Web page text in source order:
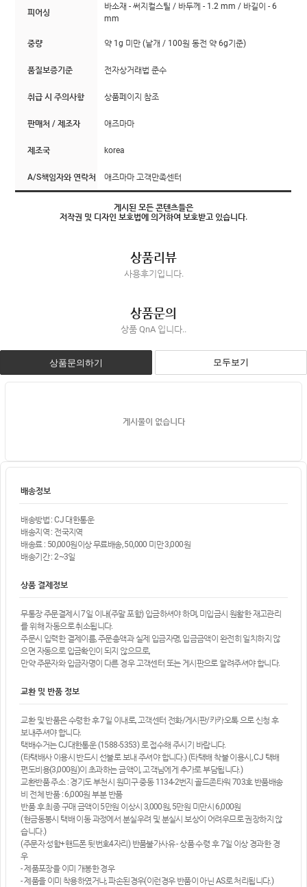
피어싱
바소재 - 써지컬스틸 / 바두께 - 1.2 mm / 바길이 - 6
mm
중량 약 1g 미만 (낱개 / 100원 동전 약 6g기준)
품질보증기준 전자상거래법 준수
취급 시 주의사항 상품페이지 참조
판매처 / 제조자 애즈마마
제조국 korea
A/S책임자와 연락처 애즈마마 고객만족센터
게시된 모든 콘텐츠들은
저작권 및 디자인 보호법에 의거하여 보호받고 있습니다.
상품리뷰
사용후기입니다.
상품문의
상품 QnA 입니다..
상품문의하기 모두보기
게시물이 없습니다
배송정보
배송방법 : CJ 대한통운
배송지역 : 전국지역
배송료 : 50,000원이상 무료배송, 50,000 미만 3,000원
배송기간 : 2~3일
상품 결제정보
무통장 주문결제시 7일 이내(주말 포함) 입금하셔야 하며, 미입금시 원활한 재고관리
를 위해 자동으로 취소됩니다.
주문시 입력한 결제이름, 주문총액과 실제 입금자명, 입금금액이 완전히 일치하지 않
으면 자동으로 입금확인이 되지 않으므로,
만약 주문자와 입금자명이 다른 경우 고객센터 또는 게시판으로 알려주셔야 합니다.
교환 및 반품 정보
교환 및 반품은 수령한 후 7일 이내로, 고객센터 전화/게시판/카카오톡 으로 신청 후
보내주셔야 합니다.
택배수거는 CJ대한통운 (1588-5353) 로 접수해 주시기 바랍니다.
(타택배사 이용시 반드시 선불로 보내 주셔야 합니다.) (타택배 착불 이용시, CJ 택배
편도비용(3,000원)이 초과하는 금액이, 고객님에게 추가로 부담됩니다.)
교환반품 주소 : 경기도 부천시 원미구 중동 1134-2번지 골드존타워 703호 반품배송
비 전체 반품 : 6,000원 부분 반품
반품 후 최종 구매 금액이 5만원 이상시 3,000원, 5만원 미만시 6,000원
(현금동봉시 택배 이동 과정에서 분실우려 및 분실시 보상이 어려우므로 권장하지 않
습니다.)
(주문자 성함+핸드폰 뒷번호4자리) 반품불가사유 - 상품 수령 후 7일 이상 경과한 경
우
- 제품포장을 이미 개봉한 경우
- 제품을 이미 착용하였거나, 파손된경우(이런경우 반품이 아닌 AS로 처리됩니다.)